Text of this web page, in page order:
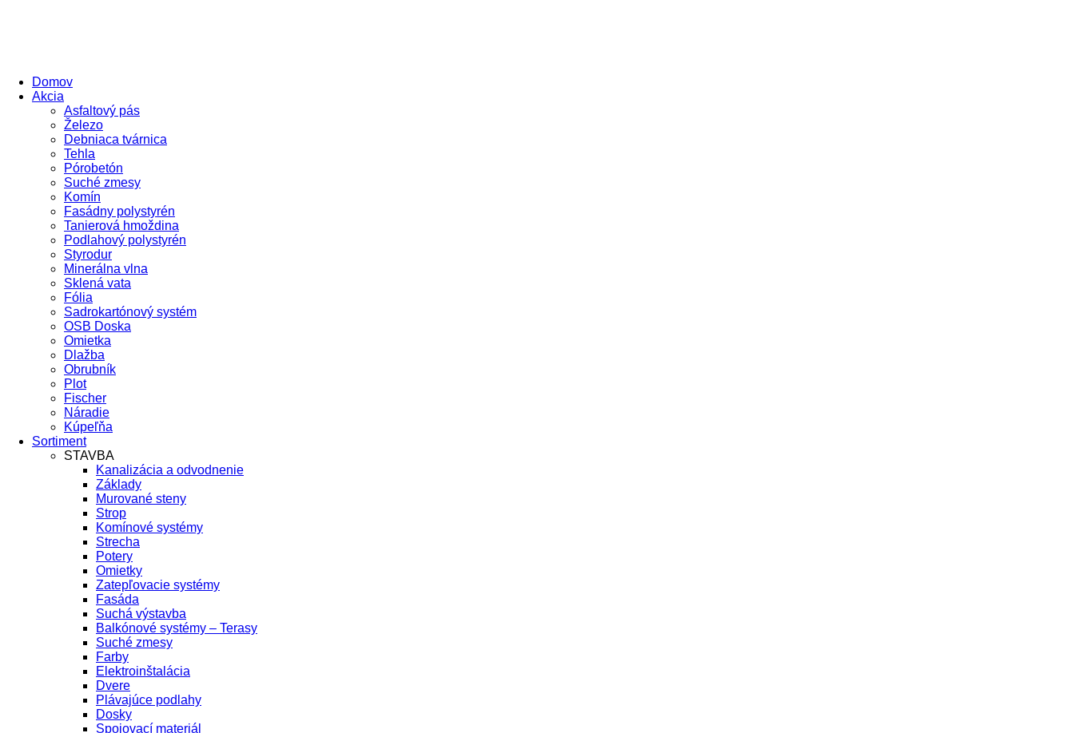
Domov
Akcia
Asfaltový pás
Železo
Debniaca tvárnica
Tehla
Pórobetón
Suché zmesy
Komín
Fasádny polystyrén
Tanierová hmoždina
Podlahový polystyrén
Styrodur
Minerálna vlna
Sklená vata
Fólia
Sadrokartónový systém
OSB Doska
Omietka
Dlažba
Obrubník
Plot
Fischer
Náradie
Kúpeľňa
Sortiment
STAVBA
Kanalizácia a odvodnenie
Základy
Murované steny
Strop
Komínové systémy
Strecha
Potery
Omietky
Zatepľovacie systémy
Fasáda
Suchá výstavba
Balkónové systémy – Terasy
Suché zmesy
Farby
Elektroinštalácia
Dvere
Plávajúce podlahy
Dosky
Spojovací materiál